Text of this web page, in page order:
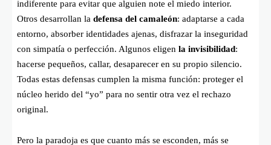
indiferente para evitar que alguien note el miedo interior.
Otros desarrollan la defensa del camaleón: adaptarse a cada
entorno, absorber identidades ajenas, disfrazar la inseguridad
con simpatía o perfección. Algunos eligen la invisibilidad:
hacerse pequeños, callar, desaparecer en su propio silencio.
Todas estas defensas cumplen la misma función: proteger el
núcleo herido del “yo” para no sentir otra vez el rechazo
original.
Pero la paradoja es que cuanto más se esconden, más se